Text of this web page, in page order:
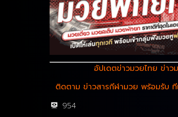
อัปเดตข่าวมวยไทย ข่าว
ติดตาม ข่าวสารกีฬามวย พร้อมรับ
954